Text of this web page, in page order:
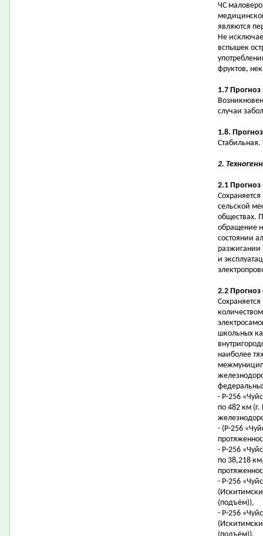
ЧС
являются
Не
вспышек
фруктов,
1.7 Прогноз
случаи
1.8.
2.
2.1
сельской
обществах.
обращение
состоянии
разжигании
и
2.2 Прогноз
школьных
наиболее
- Р-256
по 482 км
- (Р-256
- Р-256
по 38,218
- Р-256
(подъём)),
- Р-256